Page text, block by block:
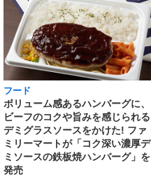
フード
ボリューム感あるハンバーグに、
ビーフのコクや旨みを感じられる
デミグラスソースをかけた! ファ
ミリーマートが「コク深い濃厚デ
ミソースの鉄板焼ハンバーグ」を
発売